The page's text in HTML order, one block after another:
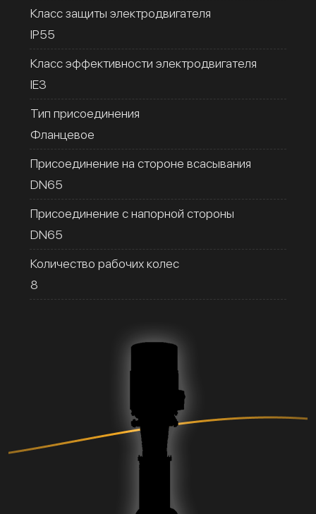
Класс защиты электродвигателя
IP55
Класс эффективности электродвигателя
IE3
Тип присоединения
Фланцевое
Присоединение на стороне всасывания
DN65
Присоединение с напорной стороны
DN65
Количество рабочих колес
8